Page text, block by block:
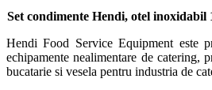
Set condimente Hendi, otel inoxidabil
Hendi Food Service Equipment este
echipamente nealimentare de catering,
bucatarie si vesela pentru industria de